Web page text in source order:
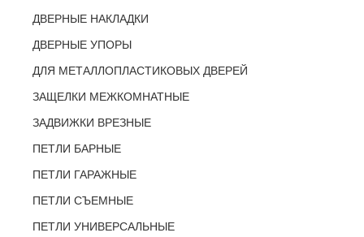
ДВЕРНЫЕ НАКЛАДКИ
ДВЕРНЫЕ УПОРЫ
ДЛЯ МЕТАЛЛОПЛАСТИКОВЫХ ДВЕРЕЙ
ЗАЩЕЛКИ МЕЖКОМНАТНЫЕ
ЗАДВИЖКИ ВРЕЗНЫЕ
ПЕТЛИ БАРНЫЕ
ПЕТЛИ ГАРАЖНЫЕ
ПЕТЛИ СЪЕМНЫЕ
ПЕТЛИ УНИВЕРСАЛЬНЫЕ